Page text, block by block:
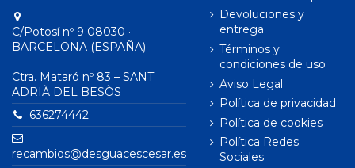
C/Potosí nº 9 08030 ·
BARCELONA (ESPAÑA)
Ctra. Mataró nº 83 – SANT
ADRIÀ DEL BESÒS
636274442
recambios@desguacescesar.es
Devoluciones y
entrega
Términos y
condiciones de uso
Aviso Legal
Política de privacidad
Política de cookies
Política Redes
Sociales